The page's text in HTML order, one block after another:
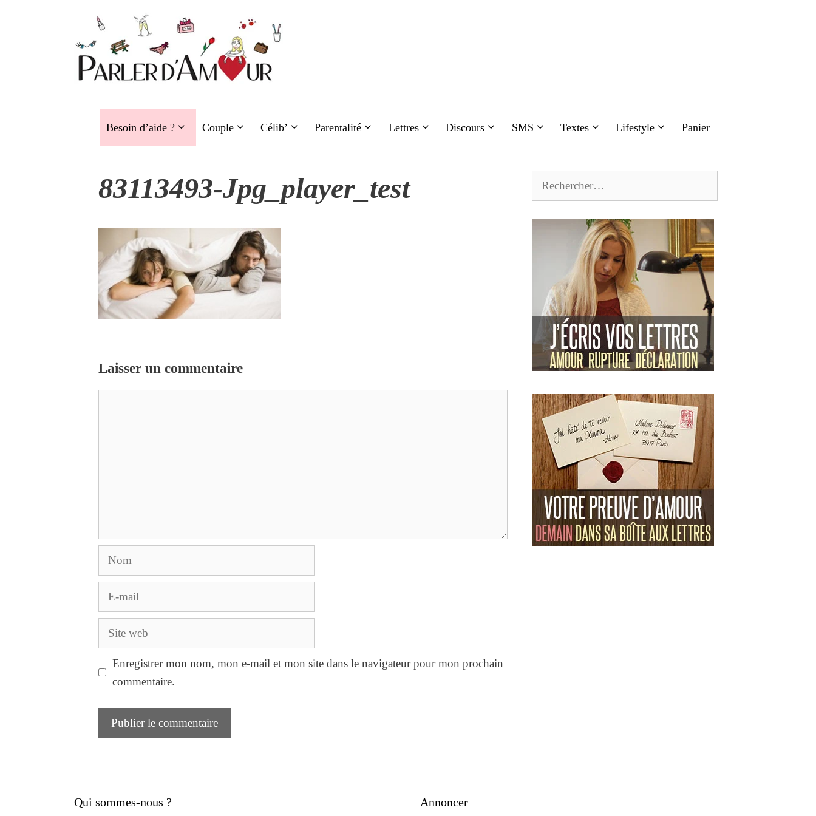
Besoin d’aide ? Couple Célib’ Parentalité Lettres Discours SMS Textes Lifestyle Panier
83113493-Jpg_player_test
Laisser un commentaire
Nom
E-
Site
Enregistrer mon nom, mon e-mail et mon site dans le navigateur pour mon prochain
commentaire.
Qui sommes-nous ? Annoncer